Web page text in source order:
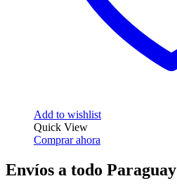
Add to wishlist
Quick View
Comprar ahora
Envíos a todo Paraguay